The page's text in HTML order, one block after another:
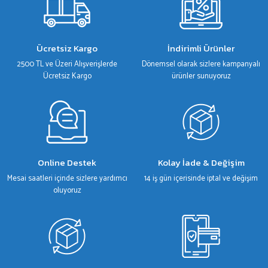
Ürün resmi kalitesiz, bozuk veya görüntülenemiyor.
Ürün açıklamasında eksik bilgiler bulunuyor.
Ürün fiyatı diğer sitelerden daha pahalı.
Bu ürüne benzer farklı alternatifler olmalı.
Ücretsiz Kargo
2500 TL ve Üzeri Alışverişlerde
Ücretsiz Kargo
İndirimli Ürünler
Dönemsel olarak sizlere kampanyalı
ürünler sunuyoruz
Online Destek
Mesai saatleri içinde sizlere yardımcı
oluyoruz
Kolay İade & Değişim
14 iş gün içerisinde iptal ve değişim